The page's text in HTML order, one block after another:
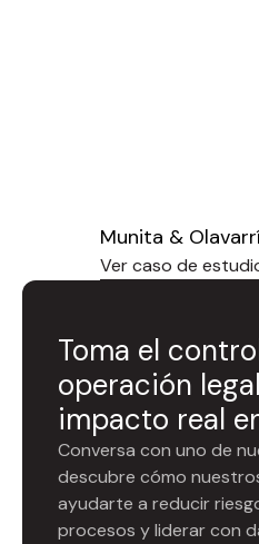
Munita &
Ver caso de
Toma el
operación
impacto real
Conversa con uno de
descubre cómo
ayudarte a reducir
procesos y liderar con